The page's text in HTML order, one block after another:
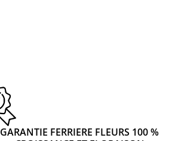
GARANTIE FERRIERE FLEURS 100 %